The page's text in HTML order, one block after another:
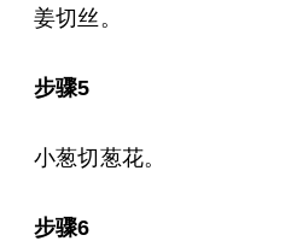
姜切丝。
步骤5
小葱切葱花。
步骤6